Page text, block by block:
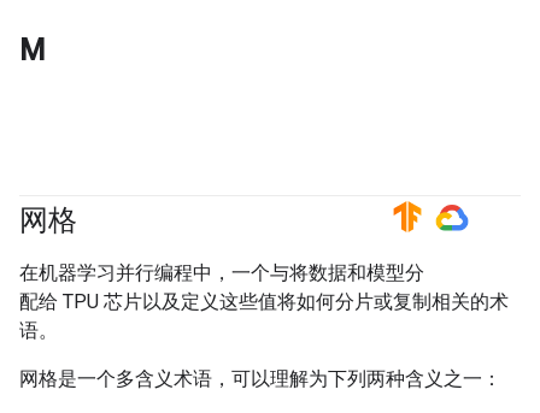
M
网格 #TensorFlow #GoogleCloud
在机器学习并行编程中，一个与将数据和模型分
配给 TPU 芯片以及定义这些值将如何分片或复制相关的术
语。
网格是一个多含义术语，可以理解为下列两种含义之一：